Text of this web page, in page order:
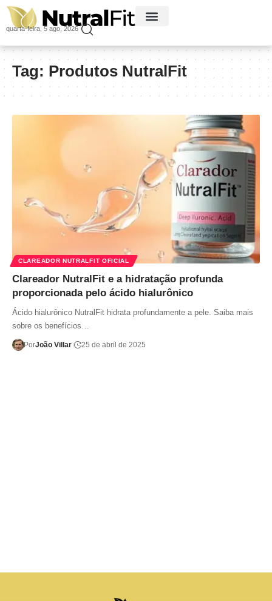
quarta-feira, 5 ago, 2026
Tag: Produtos NutralFit
CLAREADOR NUTRALFIT OFICIAL
Clareador NutralFit e a hidratação profunda
proporcionada pelo ácido hialurônico
Ácido hialurônico NutralFit hidrata profundamente a pele. Saiba mais
sobre os benefícios…
PorJoão Villar 25 de abril de 2025